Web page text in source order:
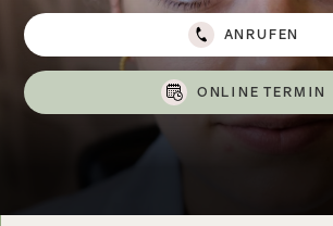
ANRUFEN
ONLINE TERMIN